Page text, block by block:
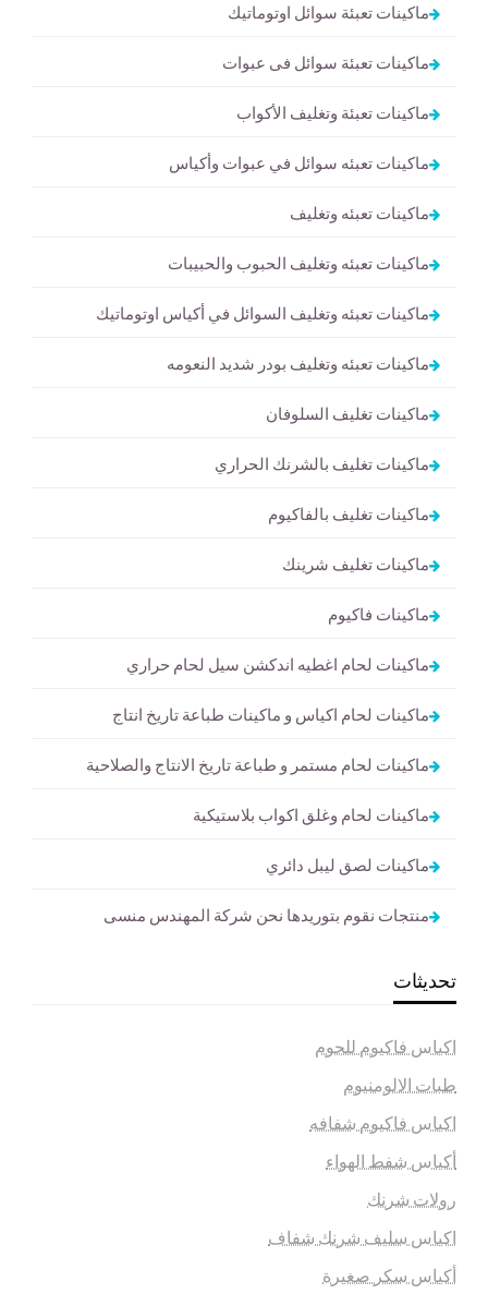
ماكينات تعبئة سوائل اوتوماتيك
ماكينات تعبئة سوائل فى عبوات
ماكينات تعبئة وتغليف الأكواب
ماكينات تعبئه سوائل في عبوات وأكياس
ماكينات تعبئه وتغليف
ماكينات تعبئه وتغليف الحبوب والحبيبات
ماكينات تعبئه وتغليف السوائل في أكياس اوتوماتيك
ماكينات تعبئه وتغليف بودر شديد النعومه
ماكينات تغليف السلوفان
ماكينات تغليف بالشرنك الحراري
ماكينات تغليف بالفاكيوم
ماكينات تغليف شرينك
ماكينات فاكيوم
ماكينات لحام اغطيه اندكشن سيل لحام حراري
ماكينات لحام اكياس و ماكينات طباعة تاريخ انتاج
ماكينات لحام مستمر و طباعة تاريخ الانتاج والصلاحية
ماكينات لحام وغلق اكواب بلاستيكية
ماكينات لصق ليبل دائري
منتجات نقوم بتوريدها نحن شركة المهندس منسى
تحديثات
اكياس فاكيوم للحوم
طبات الالومنيوم
اكياس فاكيوم شفافه
أكياس شفط الهواء
رولات شرنك
اكياس سليف شرنك شفاف
أكياس سكر صغيرة